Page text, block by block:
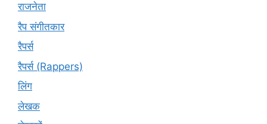
राजनेता
रैप संगीतकार
रैपर्स
रैपर्स (Rappers)
लिंग
लेखक